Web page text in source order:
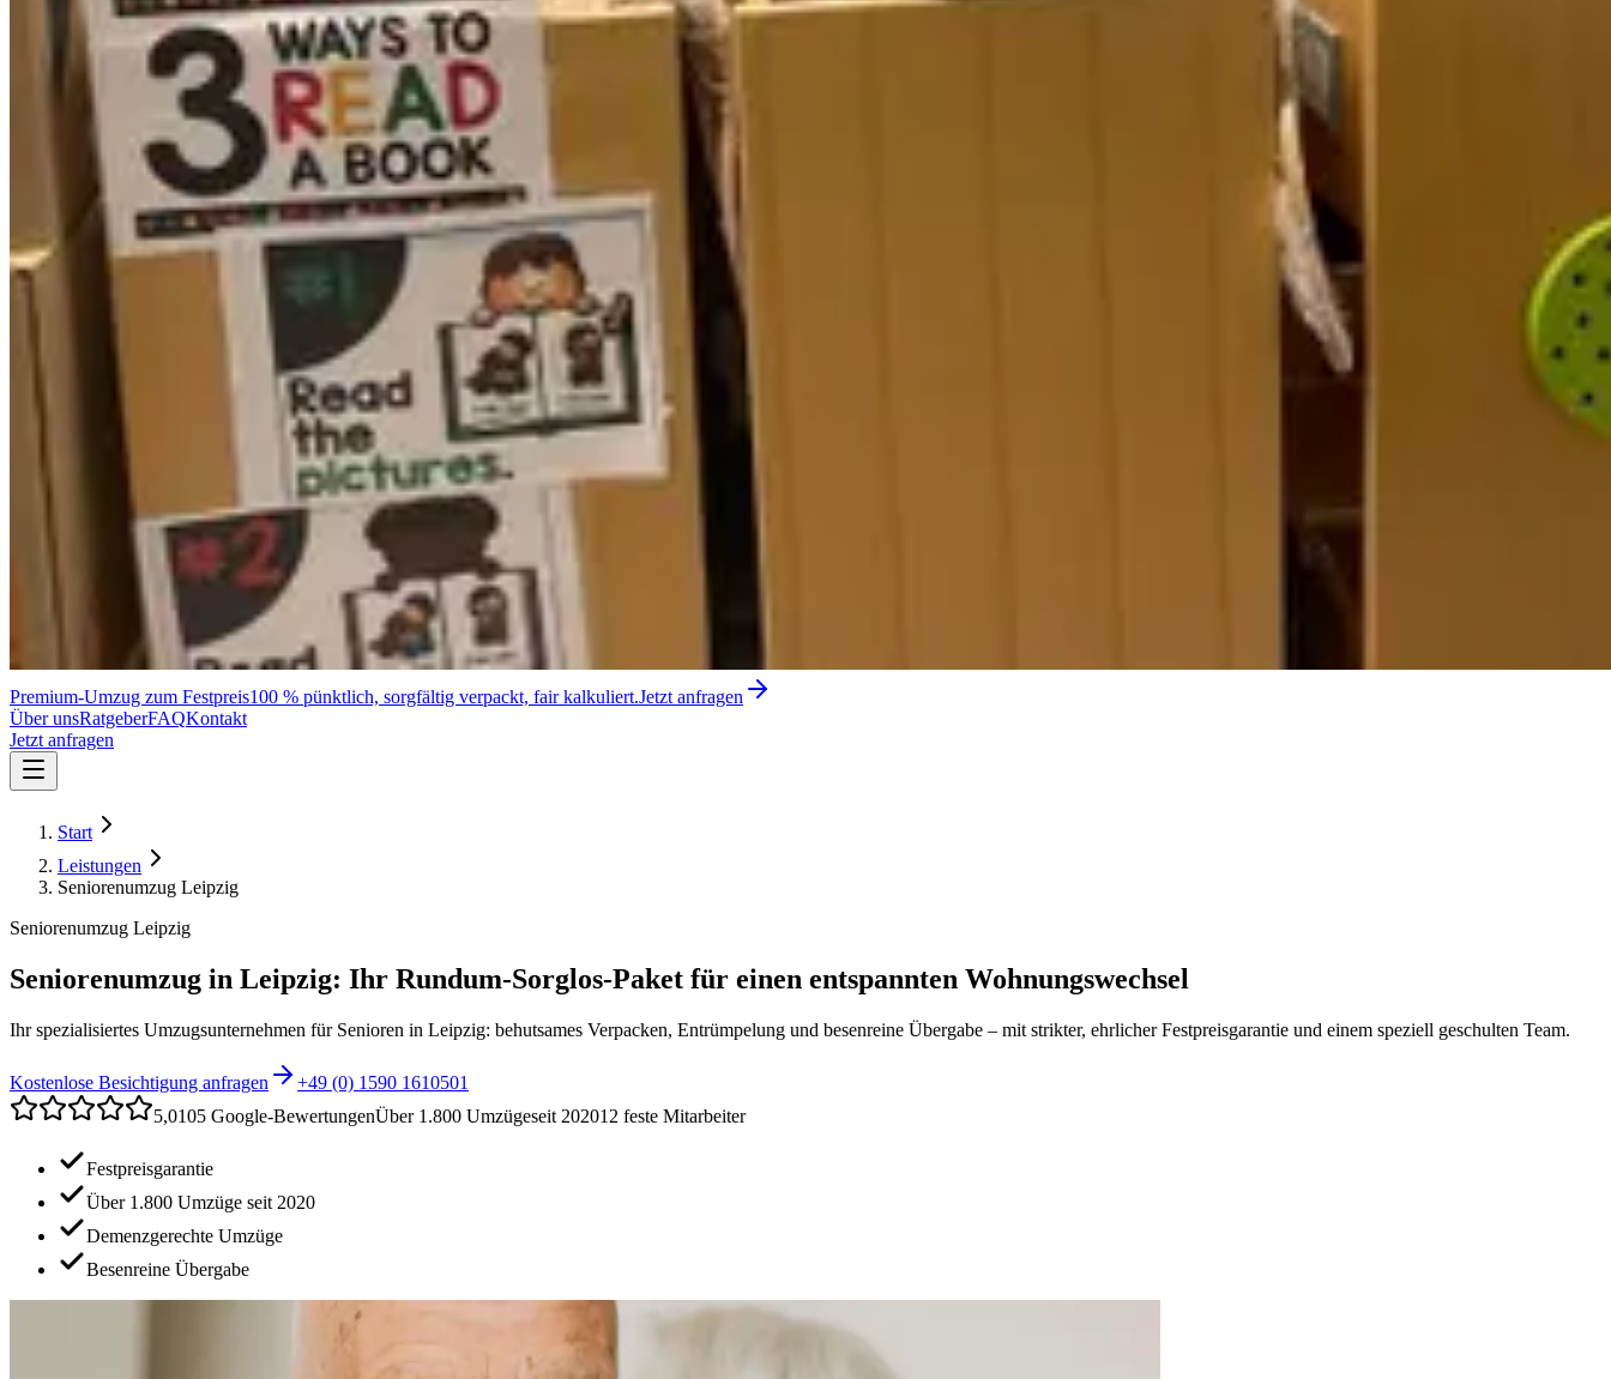
Premium-Umzug zum Festpreis100 % pünktlich, sorgfältig verpackt, fair kalkuliert.Jetzt anfragen
Über unsRatgeberFAQKontakt
Jetzt anfragen
Start
Leistungen
Seniorenumzug Leipzig
Seniorenumzug Leipzig
Seniorenumzug in Leipzig: Ihr Rundum-Sorglos-Paket für einen entspannten Wohnungswechsel
Ihr spezialisiertes Umzugsunternehmen für Senioren in Leipzig: behutsames Verpacken, Entrümpelung und besenreine Übergabe – mit strikter, ehrlicher Festpreisgarantie und einem speziell geschulten Team.
Kostenlose Besichtigung anfragen
+49 (0) 1590 1610501
5,0105 Google-BewertungenÜber 1.800 Umzügeseit 202012 feste Mitarbeiter
Festpreisgarantie
Über 1.800 Umzüge seit 2020
Demenzgerechte Umzüge
Besenreine Übergabe